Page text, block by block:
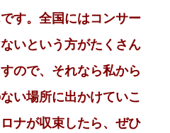
す。全国にはコンサー
いという方がたくさん
ので、それなら私から
い場所に出かけていこ
ナが収束したら、ぜひ